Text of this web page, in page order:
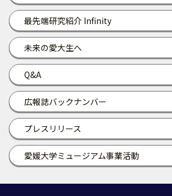
最先端研究紹介 Infinity
未来の愛大生へ
Q&A
広報誌バックナンバー
プレスリリース
愛媛大学ミュージアム事業活動